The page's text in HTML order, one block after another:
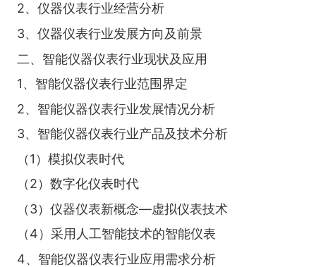
2、仪器仪表行业经营分析
3、仪器仪表行业发展方向及前景
二、智能仪器仪表行业现状及应用
1、智能仪器仪表行业范围界定
2、智能仪器仪表行业发展情况分析
3、智能仪器仪表行业产品及技术分析
（1）模拟仪表时代
（2）数字化仪表时代
（3）仪器仪表新概念—虚拟仪表技术
（4）采用人工智能技术的智能仪表
4、智能仪器仪表行业应用需求分析